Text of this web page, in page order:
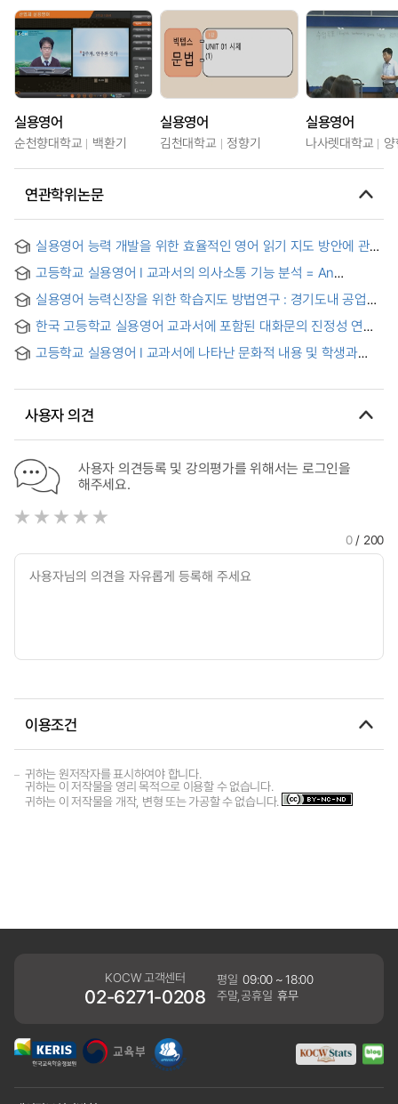
실용영어
순천향대학교 백환기
실용영어
김천대학교 정향기
실용영어
나사렛대학교
연관학위논문
실용영어 능력 개발을 위한 효율적인 영어 읽기 지도 방안에 관한
Reading Instruction for Practical English Skills
고등학교 실용영어 I 교과서의 의사소통 기능 분석 = An
Practical English Ⅰ Textbooks
실용영어 능력신장을 위한 학습지도 방법연구 : 경기도내 공업계
한국 고등학교 실용영어 교과서에 포함된 대화문의 진정성 연구
고등학교 실용영어 I 교과서에 나타난 문화적 내용 및 학생과
사용자 의견
사용자 의견등록 및 강의평가를 위해서는 로그인을
해주세요.
0/ 200
이용조건
귀하는 원저작자를 표시하여야 합니다.
귀하는 이 저작물을 영리 목적으로 이용할 수 없습니다.
귀하는 이 저작물을 개작, 변형 또는 가공할 수 없습니다.
KOCW 고객센터
02-6271-0208
평일 09:00 ~ 18:00
주말,공휴일 휴무